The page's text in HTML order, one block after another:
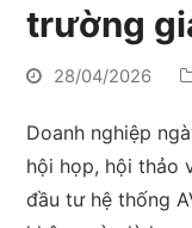
trường
28/04/2026
Doanh nghiệp
hội họp, hội thảo
đầu tư hệ thống